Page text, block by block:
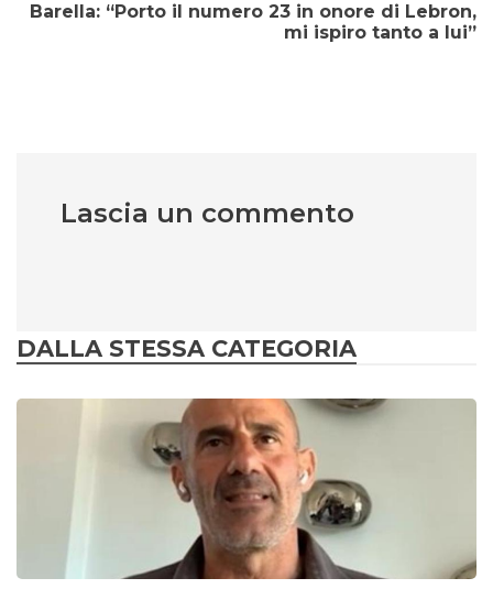
Barella: “Porto il numero 23 in onore di Lebron,
mi ispiro tanto a lui”
Lascia un commento
DALLA STESSA CATEGORIA